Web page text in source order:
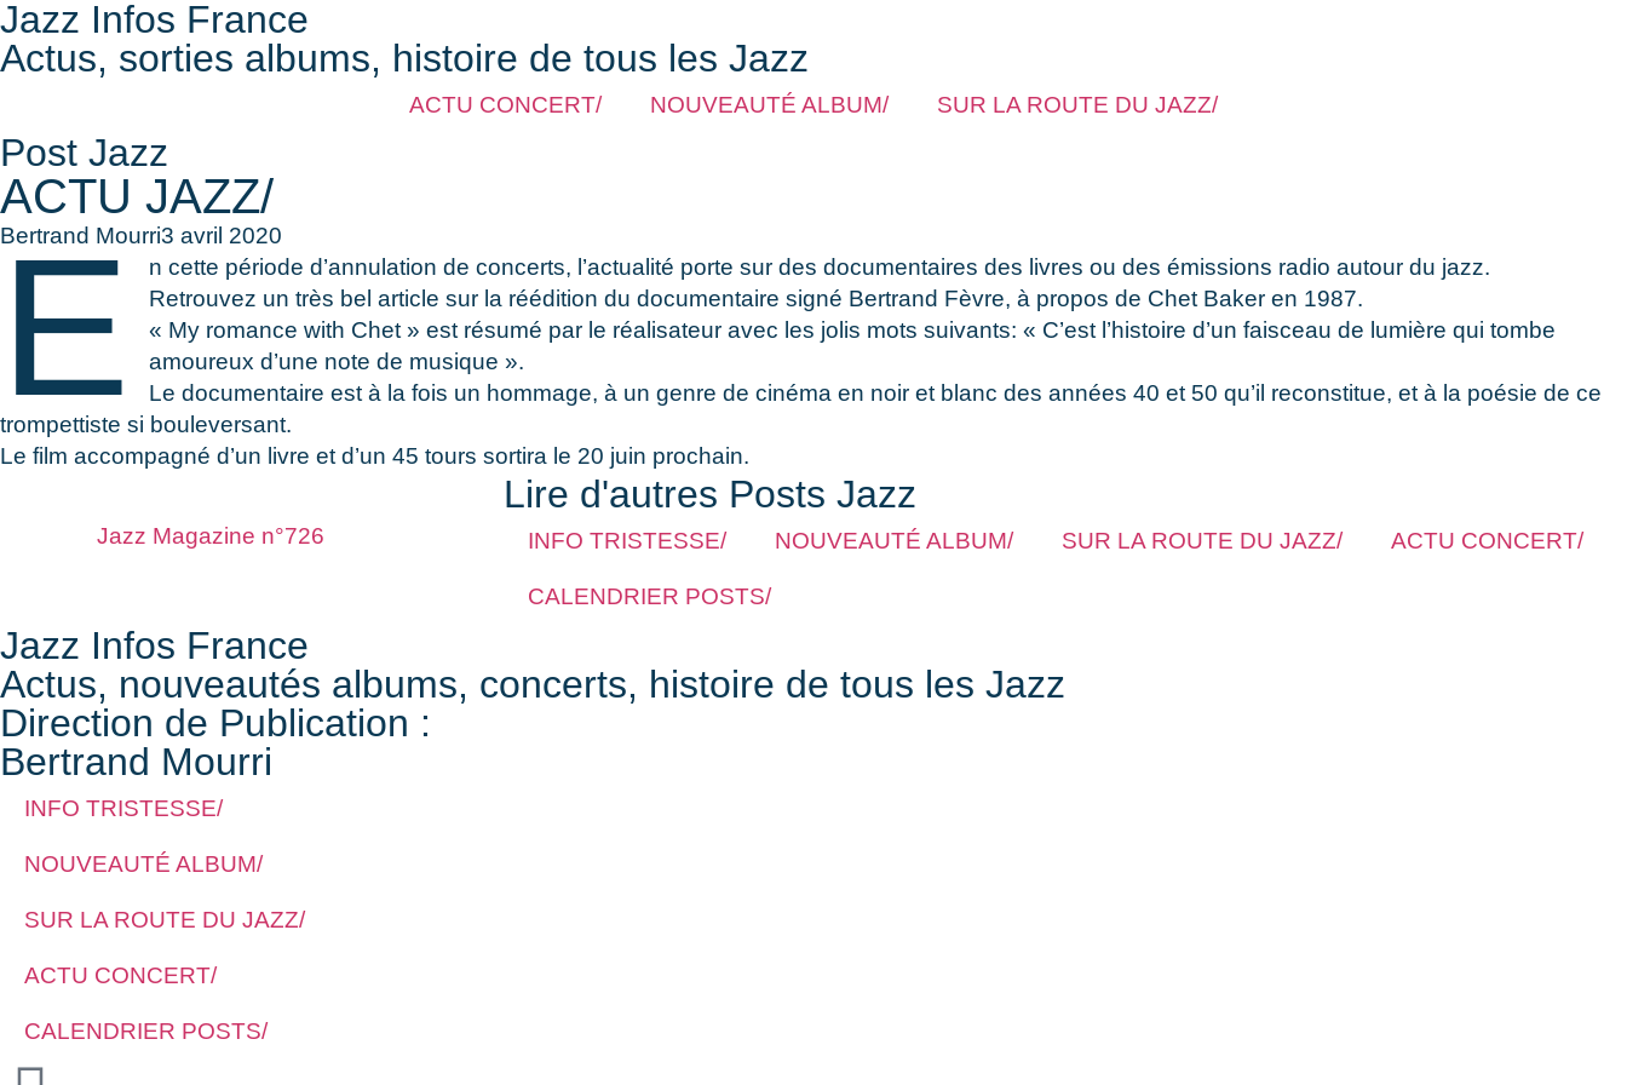
Jazz Infos France
Actus, sorties albums, histoire de tous les Jazz
ACTU CONCERT/ NOUVEAUTÉ ALBUM/ SUR LA ROUTE DU JAZZ/
Post Jazz
ACTU JAZZ/
Bertrand Mourri3 avril 2020
E
n cette période d’annulation de concerts, l’actualité porte sur des documentaires des livres ou des émissions radio autour du jazz.
Retrouvez un très bel article sur la réédition du documentaire signé Bertrand Fèvre, à propos de Chet Baker en 1987.
« My romance with Chet » est résumé par le réalisateur avec les jolis mots suivants: « C’est l’histoire d’un faisceau de lumière qui tombe
amoureux d’une note de musique ».
Le documentaire est à la fois un hommage, à un genre de cinéma en noir et blanc des années 40 et 50 qu’il reconstitue, et à la poésie de ce
trompettiste si bouleversant.
Le film accompagné d’un livre et d’un 45 tours sortira le 20 juin prochain.
Jazz Magazine n°726
Lire d'autres Posts Jazz
INFO TRISTESSE/ NOUVEAUTÉ ALBUM/ SUR LA ROUTE DU JAZZ/ ACTU CONCERT/
CALENDRIER POSTS/
Jazz Infos France
Actus, nouveautés albums, concerts, histoire de tous les Jazz
Direction de Publication :
Bertrand Mourri
INFO TRISTESSE/
NOUVEAUTÉ ALBUM/
SUR LA ROUTE DU JAZZ/
ACTU CONCERT/
CALENDRIER POSTS/